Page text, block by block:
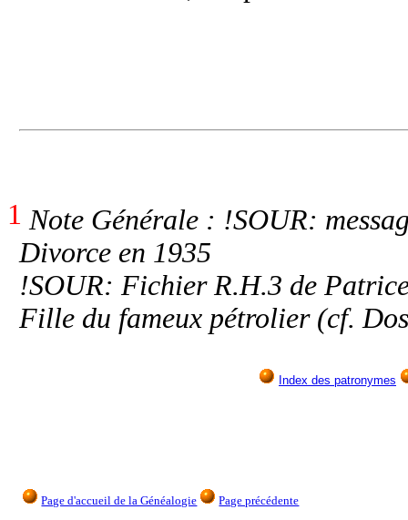
1 Note Générale : !SOUR:
Divorce en 1935
!SOUR: Fichier R.H.3 de
Fille du fameux pétrolier (cf.
Index des patronymes
Page d'accueil de la Généalogie Page précédente